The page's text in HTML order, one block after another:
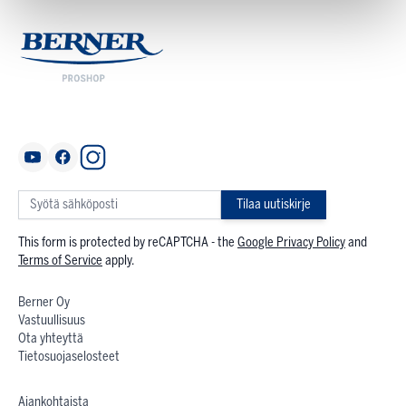
Tilaa uutiskirje
This form is protected by reCAPTCHA - the Google Privacy Policyand
Terms of Service apply.
Berner Oy
Vastuullisuus
Ota yhteyttä
Tietosuojaselosteet
Ajankohtaista